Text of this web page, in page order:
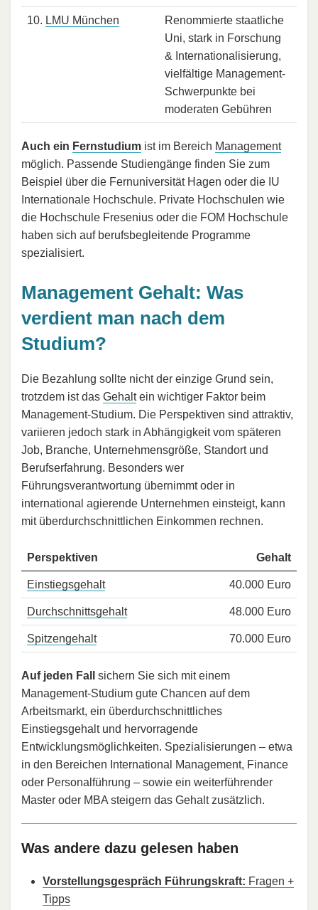
10. LMU München
Renommierte staatliche
Uni, stark in Forschung
& Internationalisierung,
vielfältige Management-
Schwerpunkte bei
moderaten Gebühren
Auch ein Fernstudium ist im Bereich Management
möglich. Passende Studiengänge finden Sie zum
Beispiel über die Fernuniversität Hagen oder die IU
Internationale Hochschule. Private Hochschulen wie
die Hochschule Fresenius oder die FOM Hochschule
haben sich auf berufsbegleitende Programme
spezialisiert.
Management Gehalt: Was
verdient man nach dem
Studium?
Die Bezahlung sollte nicht der einzige Grund sein,
trotzdem ist das Gehaltein wichtiger Faktor beim
Management-Studium. Die Perspektiven sind attraktiv,
variieren jedoch stark in Abhängigkeit vom späteren
Job, Branche, Unternehmensgröße, Standort und
Berufserfahrung. Besonders wer
Führungsverantwortung übernimmt oder in
international agierende Unternehmen einsteigt, kann
mit überdurchschnittlichen Einkommen rechnen.
Perspektiven Gehalt
Einstiegsgehalt 40.000 Euro
Durchschnittsgehalt 48.000 Euro
Spitzengehalt 70.000 Euro
Auf jeden Fall
sichern Sie sich mit einem
Management-Studium gute Chancen auf dem
Arbeitsmarkt, ein überdurchschnittliches
Einstiegsgehalt und hervorragende
Entwicklungsmöglichkeiten. Spezialisierungen – etwa
in den Bereichen International Management, Finance
oder Personalführung – sowie ein weiterführender
Master oder MBA steigern das Gehalt zusätzlich.
Was andere dazu gelesen haben
Vorstellungsgespräch Führungskraft: Fragen +
Tipps